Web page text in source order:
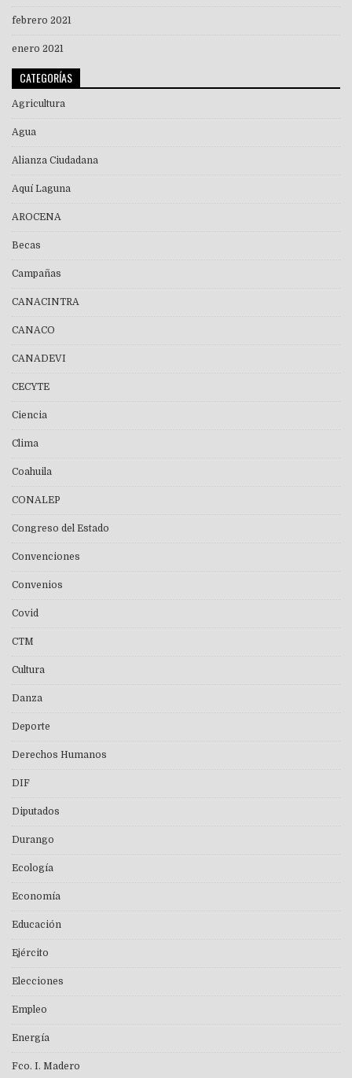
febrero 2021
enero 2021
CATEGORÍAS
Agricultura
Agua
Alianza Ciudadana
Aquí Laguna
AROCENA
Becas
Campañas
CANACINTRA
CANACO
CANADEVI
CECYTE
Ciencia
Clima
Coahuila
CONALEP
Congreso del Estado
Convenciones
Convenios
Covid
CTM
Cultura
Danza
Deporte
Derechos Humanos
DIF
Diputados
Durango
Ecología
Economía
Educación
Ejército
Elecciones
Empleo
Energía
Fco. I. Madero